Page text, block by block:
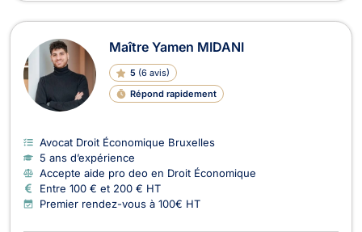
Maître Yamen MIDANI
5 (6 avis)
Répond rapidement
Avocat Droit Économique Bruxelles
5 ans d’expérience
Accepte aide pro deo en Droit Économique
Entre 100 € et 200 € HT
Premier rendez-vous à 100€ HT